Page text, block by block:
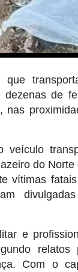
de
nas
veículo
do
vítimas
e
relatos
Com o